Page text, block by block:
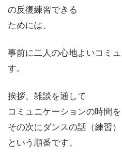
の反復練習できる
ためには、
事前に二人の心地よいコミ
す。
挨拶、雑談を通して
コミュニケーションの時間
その次にダンスの話（練習）
という順番です。